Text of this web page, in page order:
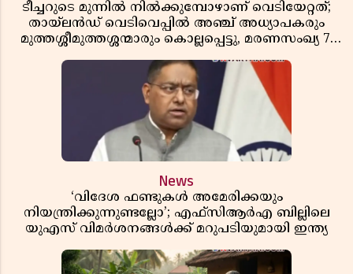
ടീച്ചറുടെ മുന്നിൽ നിൽക്കുമ്പോഴാണ് വെടിയേറ്റത്;
തായ്‌ലൻഡ് വെടിവെപ്പിൽ അഞ്ച് അധ്യാപകരും
മുത്തശ്ശീമുത്തശ്ശന്മാരും കൊല്ലപ്പെട്ടു, മരണസംഖ്യ 7;
News
‘വിദേശ ഫണ്ടുകൾ അമേരിക്കയും
നിയന്ത്രിക്കുന്നുണ്ടല്ലോ’; എഫ്സിആർഎ ബില്ലിലെ
യുഎസ് വിമർശനങ്ങൾക്ക് മറുപടിയുമായി ഇന്ത്യ